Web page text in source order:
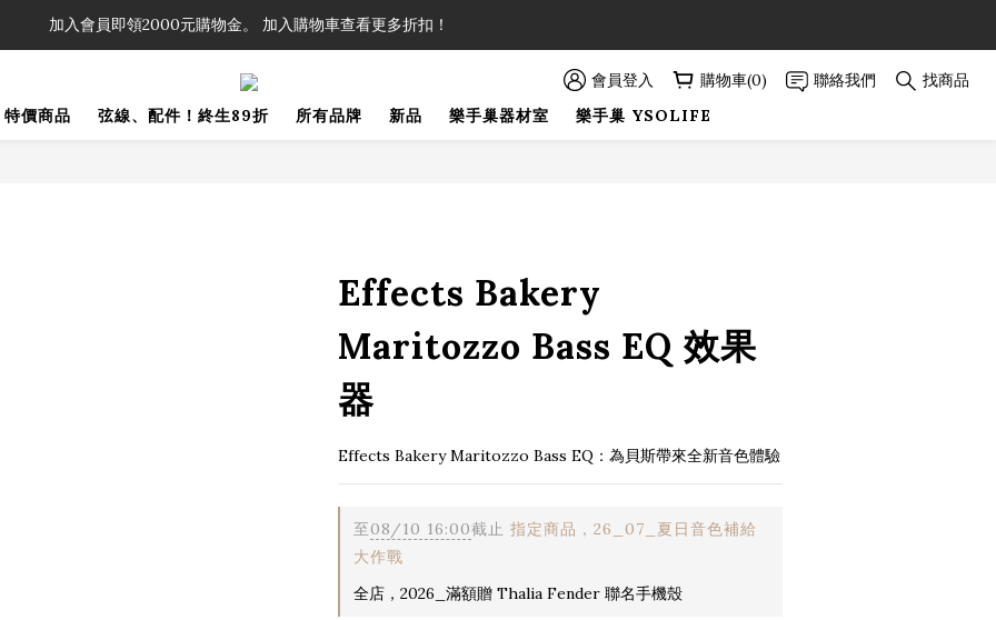
」單筆購買弦線、配件滿$999（不含運費），即可享有弦線、配件終生89折優惠！
加入會員即領2000元購物金。 加入購物車查看更多折扣！
」單筆購買弦線、配件滿$999（不含運費），即可享有弦線、配件終生89折優惠！ 會員登入 購物車(0) 聯絡我們
找商品
特價商品
弦線、配件！終生89折 所有品牌 新品 樂手巢器材室 樂手巢 YSOLIFE
Effects Bakery
Maritozzo Bass EQ 效果
器
Effects Bakery Maritozzo Bass EQ：為貝斯帶來全新音色體驗
至08/10 16:00截止 指定商品，26_07_夏日音色補給
大作戰
全店，2026_滿額贈 Thalia Fender 聯名手機殼